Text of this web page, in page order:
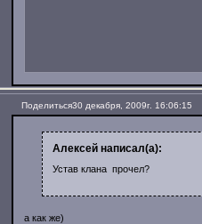
Поделиться30 декабря, 2009г. 16:06:15
Алексей написал(а):
Устав клана прочел?
а как же)